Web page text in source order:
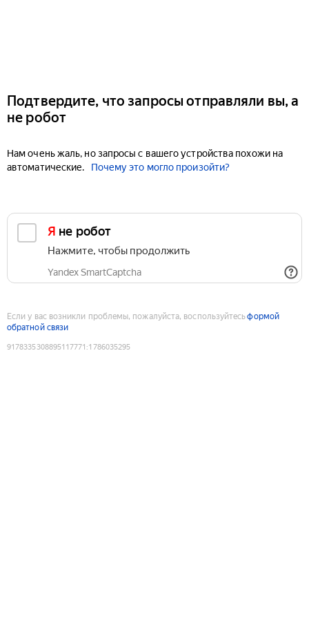
Подтвердите, что запросы отправляли вы, а
не робот
Нам очень жаль, но запросы с вашего устройства похожи на
автоматические.
Почему это могло произойти?
Я не робот
Нажмите, чтобы продолжить
Yandex SmartCaptcha
Если у вас возникли проблемы, пожалуйста, воспользуйтесьформой
обратной связи
9178335308895117771 :1786035295